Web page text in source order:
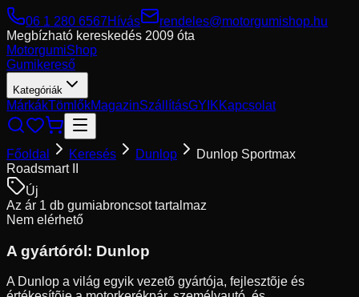
06 1 280 6567Hívás
rendeles@motorgumishop.hu
Megbízható kereskedés 2009 óta
MotorgumiShop
Gumikereső
Kategóriák
MárkákTömlőkMagazinSzállításGYIKKapcsolat
Főoldal Keresés Dunlop
Dunlop Sportmax
Roadsmart II
Új
Az ár 1 db gumiabroncsot tartalmaz
Nem elérhető
A gyártóról: Dunlop
A Dunlop a világ egyik vezetõ gyártója, fejlesztõje és